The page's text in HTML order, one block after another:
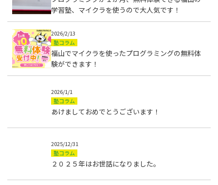
学習塾、マイクラを使うので大人気です！
2026/2/13
塾コラム
福山でマイクラを使ったプログラミングの無料体
験ができます！
2026/1/1
塾コラム
あけましておめでとうございます！
2025/12/31
塾コラム
２０２５年はお世話になりました。